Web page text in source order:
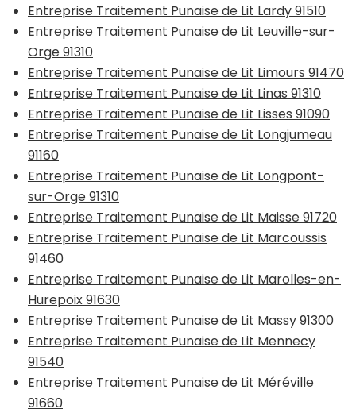
Entreprise Traitement Punaise de Lit Lardy 91510
Entreprise Traitement Punaise de Lit Leuville-sur-
Orge 91310
Entreprise Traitement Punaise de Lit Limours 91470
Entreprise Traitement Punaise de Lit Linas 91310
Entreprise Traitement Punaise de Lit Lisses 91090
Entreprise Traitement Punaise de Lit Longjumeau
91160
Entreprise Traitement Punaise de Lit Longpont-
sur-Orge 91310
Entreprise Traitement Punaise de Lit Maisse 91720
Entreprise Traitement Punaise de Lit Marcoussis
91460
Entreprise Traitement Punaise de Lit Marolles-en-
Hurepoix 91630
Entreprise Traitement Punaise de Lit Massy 91300
Entreprise Traitement Punaise de Lit Mennecy
91540
Entreprise Traitement Punaise de Lit Méréville
91660